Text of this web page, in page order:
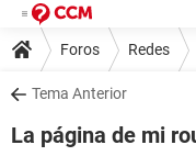
Foros Redes
Tema Anterior
La página de mi